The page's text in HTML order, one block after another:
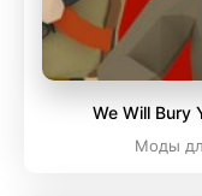
We Will Bury
Моды